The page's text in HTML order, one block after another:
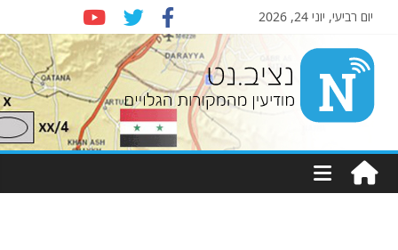
יום רביעי, יוני 24, 2026
Nziv.net
מודיעין
מהמקורות